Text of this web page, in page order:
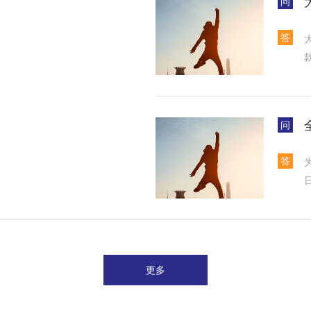
答
问
答
更多